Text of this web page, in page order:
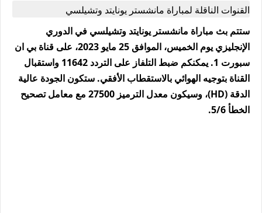
القنوات الناقلة لمباراة مانشستر يونايتد وتشيلسي
ستتم بث مباراة مانشستر يونايتد وتشيلسي في الدوري
الإنجليزي يوم الخميس، الموافق 25 مايو 2023، على قناة بي ان
سبورت 1. يمكنكم ضبط التلفاز على التردد 11642 واستقبال
القناة بتوجيه الهوائي بالاستقطاب الأفقي. ستكون الجودة عالية
الدقة (HD)، وسيكون معدل الترميز 27500 مع معامل تصحيح
الخطأ 5/6.